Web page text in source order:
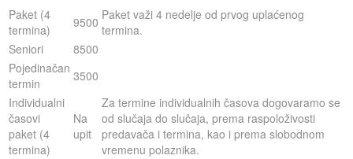
Paket (4
termina)
9500 Paket važi 4 nedelje od prvog uplaćenog
termina.
Seniori
8500
Pojedinačan
termin
3500
Individualni
časovi
paket (4
termina)
Na
upit
Za termine individualnih časova dogovaramo se
od slučaja do slučaja, prema raspoloživosti
predavača i termina, kao i prema slobodnom
vremenu polaznika.